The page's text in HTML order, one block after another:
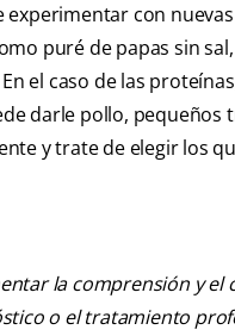
con
puré de papas sin
el caso de las
darle pollo,
y trate de elegir los
la comprensión y
o el tratamiento